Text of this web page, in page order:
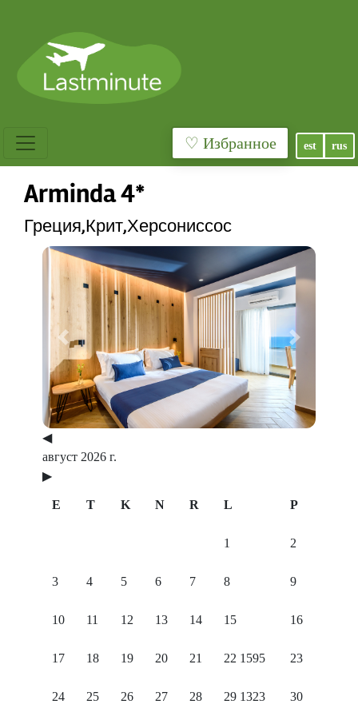
♡ Избранное est rus
Arminda 4*
Греция,Крит,Херсониссос
Previous Next
◀
август 2026 г.
▶
E T K N R L P
1 2
3 4 5 6 7 8 9
10 11 12 13 14 15 16
17 18 19 20 21 22 1595 23
24 25 26 27 28 29 1323 30